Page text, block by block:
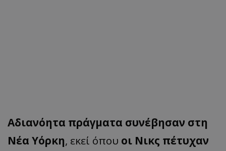
Αδιανόητα πράγματα συνέβησαν στη
Νέα Υόρκη, εκεί όπου οι Νικς πέτυχαν